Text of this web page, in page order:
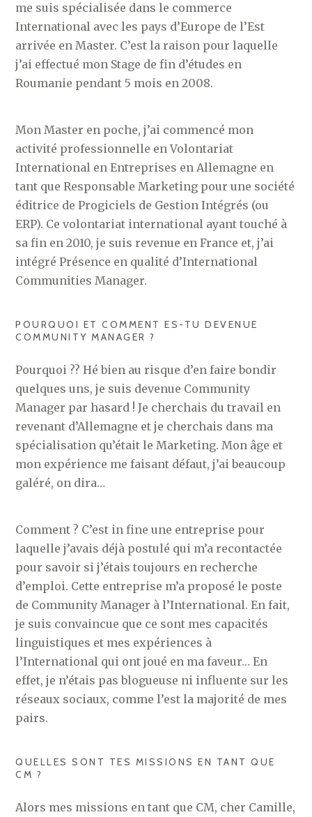
me suis spécialisée dans le commerce
International avec les pays d’Europe de l’Est
arrivée en Master. C’est la raison pour laquelle
j’ai effectué mon Stage de fin d’études en
Roumanie pendant 5 mois en 2008.
Mon Master en poche, j’ai commencé mon
activité professionnelle en Volontariat
International en Entreprises en Allemagne en
tant que Responsable Marketing pour une société
éditrice de Progiciels de Gestion Intégrés (ou
ERP). Ce volontariat international ayant touché à
sa fin en 2010, je suis revenue en France et, j’ai
intégré Présence en qualité d’International
Communities Manager.
POURQUOI ET COMMENT ES-TU DEVENUE
COMMUNITY MANAGER ?
Pourquoi ?? Hé bien au risque d’en faire bondir
quelques uns, je suis devenue Community
Manager par hasard ! Je cherchais du travail en
revenant d’Allemagne et je cherchais dans ma
spécialisation qu’était le Marketing. Mon âge et
mon expérience me faisant défaut, j’ai beaucoup
galéré, on dira…
Comment ? C’est in fine une entreprise pour
laquelle j’avais déjà postulé qui m’a recontactée
pour savoir si j’étais toujours en recherche
d’emploi. Cette entreprise m’a proposé le poste
de Community Manager à l’International. En fait,
je suis convaincue que ce sont mes capacités
linguistiques et mes expériences à
l’International qui ont joué en ma faveur… En
effet, je n’étais pas blogueuse ni influente sur les
réseaux sociaux, comme l’est la majorité de mes
pairs.
QUELLES SONT TES MISSIONS EN TANT QUE
CM ?
Alors mes missions en tant que CM, cher Camille,